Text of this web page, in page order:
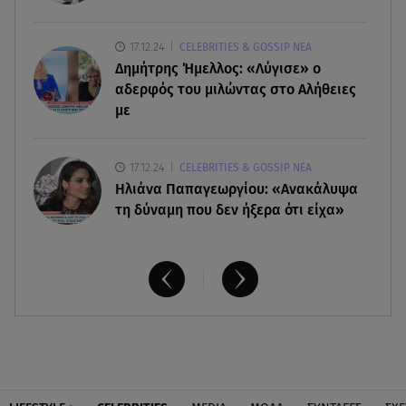
αποτελέσματα17.12.24 CELEBRITIES & GOSSIP ΝΕΑ
Δημήτρης Ήμελλος: «Λύγισε» ο
αδερφός του μιλώντας στο Αλήθειες
με
17.12.24 CELEBRITIES & GOSSIP ΝΕΑ
Ηλιάνα Παπαγεωργίου: «Ανακάλυψα
τη δύναμη που δεν ήξερα ότι είχα»